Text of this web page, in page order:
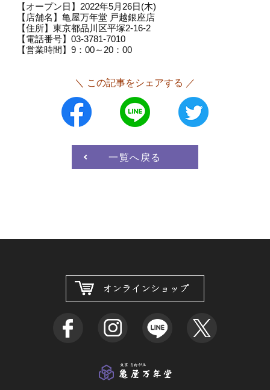
【オープン日】2022年5月26日(木)
【店舗名】亀屋万年堂 戸越銀座店
【住所】東京都品川区平塚2-16-2
【電話番号】03-3781-7010
【営業時間】9：00～20：00
＼ この記事をシェアする ／
一覧へ戻る